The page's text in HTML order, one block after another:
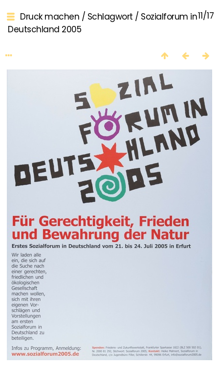
11/17
Druck machen / Schlagwort / Sozialforum in
Deutschland 2005